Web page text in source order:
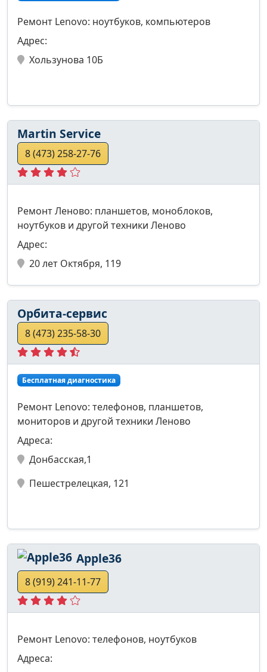
Ремонт Lenovo: ноутбуков, компьютеров
Адрес:
Хользунова 10Б
Martin Service
8 (473) 258-27-76
Ремонт Леново: планшетов, моноблоков,
ноутбуков и другой техники Леново
Адрес:
20 лет Октября, 119
Орбита-сервис
8 (473) 235-58-30
Бесплатная диагностика
Ремонт Lenovo: телефонов, планшетов,
мониторов и другой техники Леново
Адреса:
Донбасская,1
Пешестрелецкая, 121
Apple36
8 (919) 241-11-77
Ремонт Lenovo: телефонов, ноутбуков
Адреса: